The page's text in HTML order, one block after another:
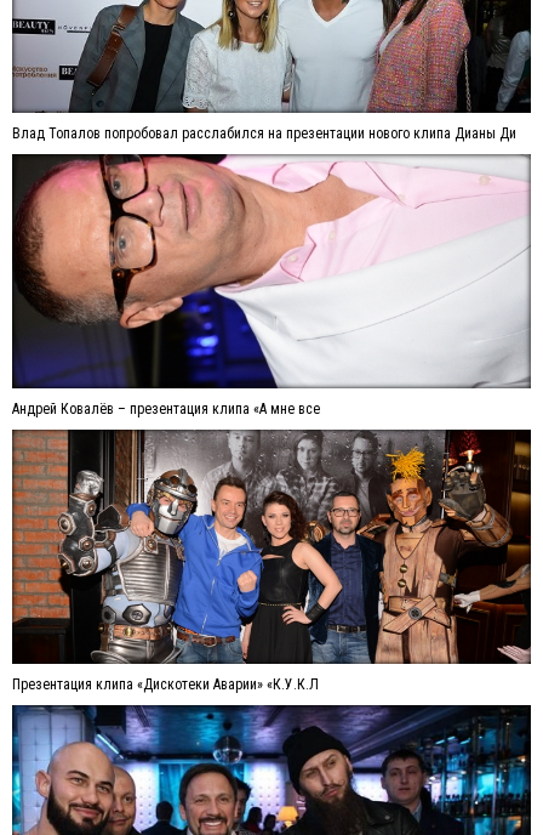
Влад Топалов попробовал расслабился на презентации нового клипа Дианы Ди
Андрей Ковалёв – презентация клипа «А мне все
Презентация клипа «Дискотеки Аварии» «К.У.К.Л